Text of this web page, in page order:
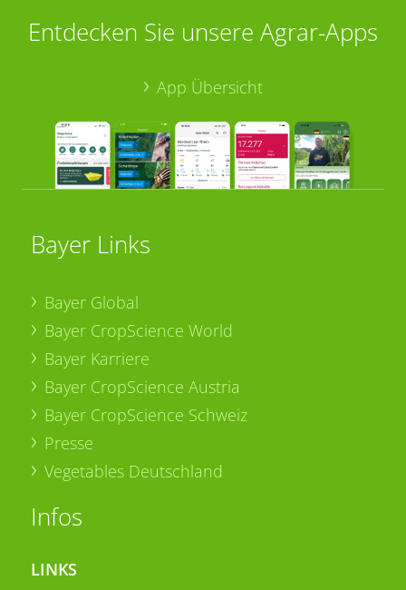
Entdecken Sie unsere Agrar-Apps
App Übersicht
Bayer Links
Bayer Global
Bayer CropScience World
Bayer Karriere
Bayer CropScience Austria
Bayer CropScience Schweiz
Presse
Vegetables Deutschland
Infos
LINKS